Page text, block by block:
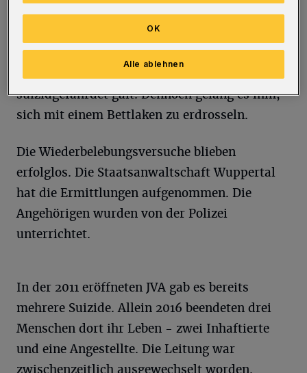
wegen schwerer Körperverletzung und
Diebstahls ein. Der Jugendliche wurde nach
Angaben der Justizbehörden alle zehn bis 15
Minuten kontrolliert, weil er als
suizidgefährdet galt. Dennoch gelang es ihm,
sich mit einem Bettlaken zu erdrosseln.
Die Wiederbelebungsversuche blieben
erfolglos. Die Staatsanwaltschaft Wuppertal
hat die Ermittlungen aufgenommen. Die
Angehörigen wurden von der Polizei
unterrichtet.
In der 2011 eröffneten JVA gab es bereits
mehrere Suizide. Allein 2016 beendeten drei
Menschen dort ihr Leben - zwei Inhaftierte
und eine Angestellte. Die Leitung war
zwischenzeitlich ausgewechselt worden.
Alle ablehnen
OK